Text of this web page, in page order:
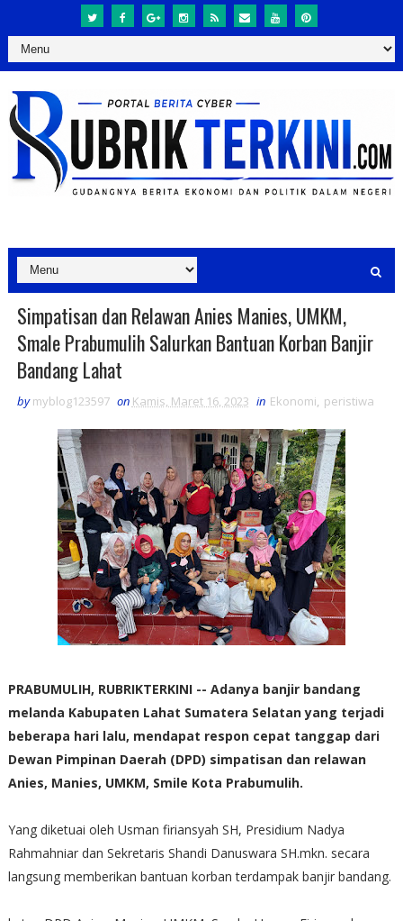
Simpatisan dan Relawan Anies Manies, UMKM,
Smale Prabumulih Salurkan Bantuan Korban Banjir
Bandang Lahat
by myblog123597 on Kamis, Maret 16, 2023 in Ekonomi, peristiwa
PRABUMULIH, RUBRIKTERKINI -- Adanya banjir bandang
melanda Kabupaten Lahat Sumatera Selatan yang terjadi
beberapa hari lalu, mendapat respon cepat tanggap dari
Dewan Pimpinan Daerah (DPD) simpatisan dan relawan
Anies, Manies, UMKM, Smile Kota Prabumulih.
Yang diketuai oleh Usman firiansyah SH, Presidium Nadya
Rahmahniar dan Sekretaris Shandi Danuswara SH.mkn. secara
langsung memberikan bantuan korban terdampak banjir bandang.